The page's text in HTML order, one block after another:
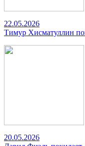
22.05.2026
Тимур Хисматуллин
20.05.2026